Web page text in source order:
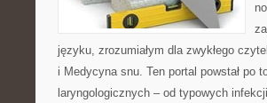
języku, zrozumiałym dla zwykłego
i Medycyna snu. Ten portal powstał po
laryngologicznych – od typowych